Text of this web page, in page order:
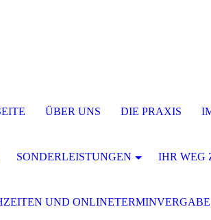
ÜBER UNS DIE PRAXIS
SONDERLEISTUNGEN IHR WEG
UND ONLINETERMINVERGABE